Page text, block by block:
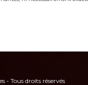
- Tous droits réservés